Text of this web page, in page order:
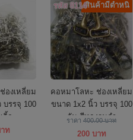
องเหลี่ยม
รรจุ 100
กิ้ล
ท
สินค้ามีตำหนิ
รหัส 8114
คอหมาโลหะ ช่องเหลี่ยม
ขนาด 1x2 นิ้ว บรรจุ 100
อัน สีทองรมดำ
ราคา 400.00 บาท
200 บาท